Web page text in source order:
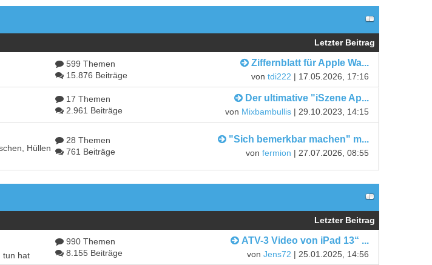
Letzter Beitrag
599 Themen
15.876 Beiträge
Ziffernblatt für Apple Wa...
vontdi222 | 17.05.2026, 17:16
17 Themen
2.961 Beiträge
Der ultimative "iSzene Ap...
von Mixbambullis | 29.10.2023, 14:15
Hüllen
28 Themen
761 Beiträge
"Sich bemerkbar machen" m...
vonfermion | 27.07.2026, 08:55
Letzter Beitrag
tun hat
990 Themen
8.155 Beiträge
ATV-3 Video von iPad 13“ ...
vonJens72 | 25.01.2025, 14:56